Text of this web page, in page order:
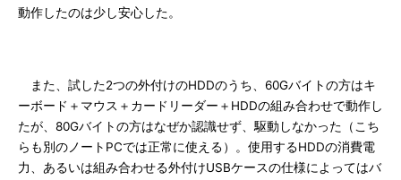
動作したのは少し安心した。
また、試した2つの外付けのHDDのうち、60Gバイトの方はキ
ーボード＋マウス＋カードリーダー＋HDDの組み合わせで動作し
たが、80Gバイトの方はなぜか認識せず、駆動しなかった（こち
らも別のノートPCでは正常に使える）。使用するHDDの消費電
力、あるいは組み合わせる外付けUSBケースの仕様によってはバ